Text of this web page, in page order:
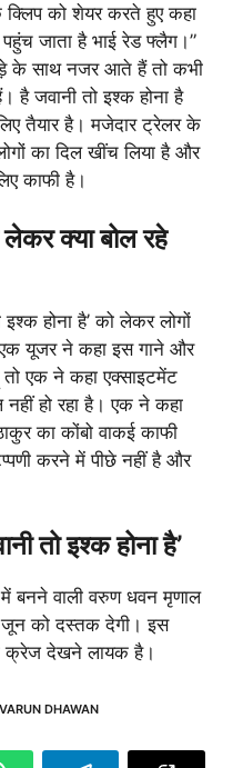
क्लिप को शेयर करते हुए कहा
जाता है भाई रेड फ्लैग।”
के साथ नजर आते हैं तो कभी
है जवानी तो इश्क होना है
तैयार है। मजेदार ट्रेलर के
का दिल खींच लिया है और
काफी है।
क्या बोल रहे
होना है’ को लेकर लोगों
यूजर ने कहा इस गाने और
एक ने कहा एक्साइटमेंट
हो रहा है। एक ने कहा
का कोंबो वाकई काफी
करने में पीछे नहीं है और
तो इश्क होना है’
बनने वाली वरुण धवन मृणाल
को दस्तक देगी। इस
क्रेज देखने लायक है।
VARUN DHAWAN